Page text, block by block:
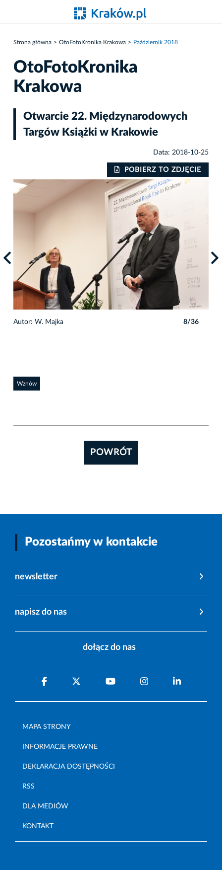
Strona główna OtoFotoKronika Krakowa Październik 2018
OtoFotoKronika
Krakowa
Otwarcie 22. Międzynarodowych
Targów Książki w Krakowie
Data: 2018-10-25
POBIERZ TO ZDJĘCIE
Autor: W. Majka 8/36
Wznów
POWRÓT
Pozostańmy w kontakcie
newsletter
napisz do nas
dołącz do nas
MAPA STRONY
INFORMACJE PRAWNE
DEKLARACJA DOSTĘPNOŚCI
RSS
DLA MEDIÓW
KONTAKT